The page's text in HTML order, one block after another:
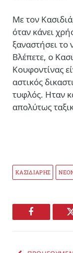
Με τον
όταν κάνει
ξαναστήσει
Βλέπετε, ο
Κουφοντίνας
αστικός
τυφλός. Ηταν
απολύτως
ΚΑΣΙΔΙΑΡΗΣ
Facebook